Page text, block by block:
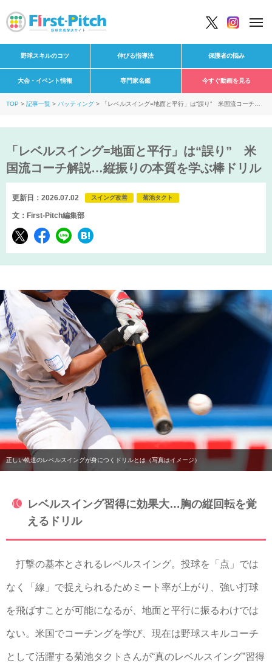
野球スキルのコツ 伸びる指導法 保護者の悩み
大会・イベント情報 専門家名鑑 今すぐ動画を見る
TOP 記事一覧 バッティング
「レベルスイング=地面と平行」は“誤り” 米国流コーチ解
「レベルスイング=地面と平行」は“誤り” 米
国流コーチ解説…縦振りの本質を学ぶ棒ドリル
更新日：2026.07.02 スイング改善 菊池タクト
文：First-Pitch編集部
正しい軌道のレベルスイングが身につくドリルとは（写真はイメージ）
レベルスイング習得に効果大…胸の縦回転を覚
えるドリル
打撃の基本とされるレベルスイング。投球を「点」では
なく「線」で捉えられるためミート率が上がり、強い打球
を飛ばすことが可能になるが、地面と平行に振るわけでは
ない。米国でコーチングを学び、現在は野球スキルコーチ
として活躍する菊池タクトさんが“真のレベルスイング”習得